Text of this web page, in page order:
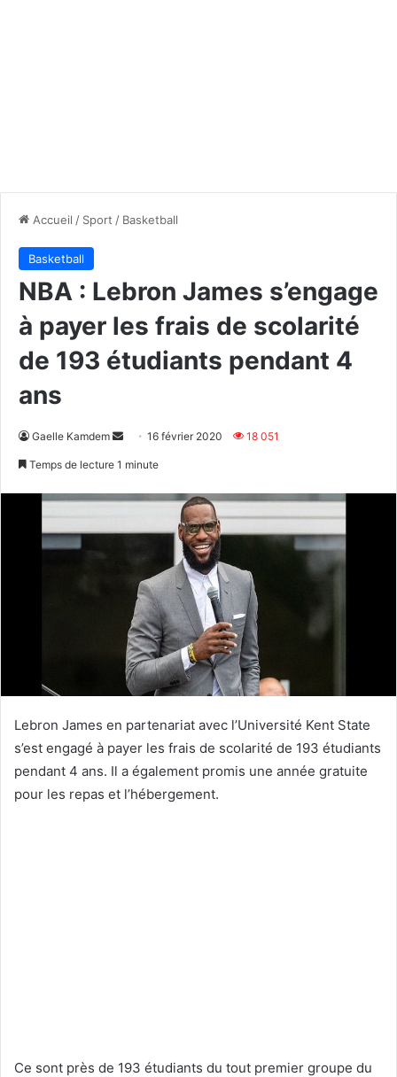
Accueil / Sport / Basketball
Basketball
NBA : Lebron James s’engage
à payer les frais de scolarité
de 193 étudiants pendant 4
ans
Gaelle Kamdem
Envoyer16 février 2020 18 051
Temps de lecture 1 minute
Lebron James en partenariat avec l’Université Kent State
s’est engagé à payer les frais de scolarité de 193 étudiants
pendant 4 ans. Il a également promis une année gratuite
pour les repas et l’hébergement.
Ce sont près de 193 étudiants du tout premier groupe du